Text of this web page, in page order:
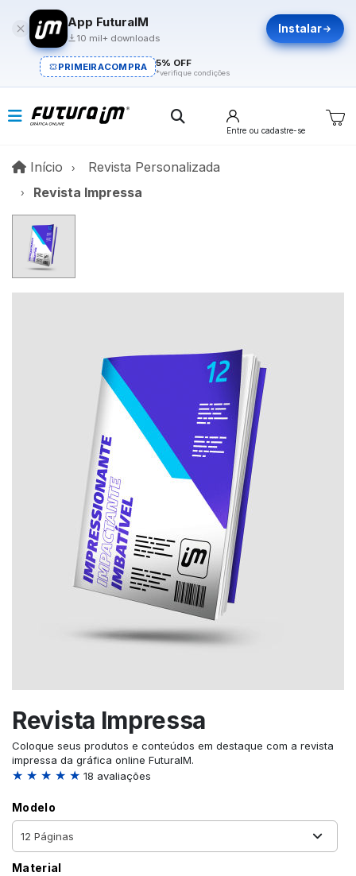
App FuturaIM
10 mil+ downloads
Instalar
PRIMEIRACOMPRA 5% OFF
*verifique condições
Entre ou cadastre-se
Início InícioRevista Personalizada
Revista Impressa
Revista Impressa
Coloque seus produtos e conteúdos em destaque com a revista
impressa da gráfica online FuturaIM.
★ ★ ★ ★ ★ 18 avaliações
Modelo
Material